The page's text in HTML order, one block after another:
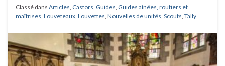
Classé dans Articles Castors Guides Guides aînées, routiers et
maîtrises Louveteaux Louvettes Nouvelles de unités Scouts Tally